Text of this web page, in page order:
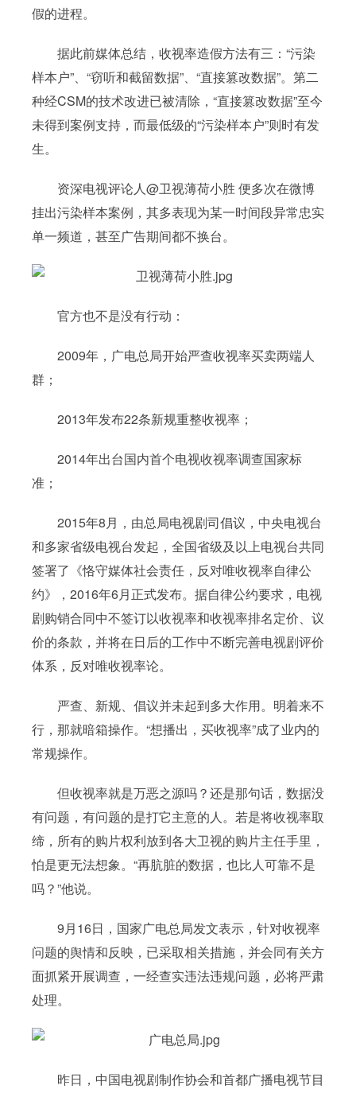
假的进程。
据此前媒体总结，收视率造假方法有三：“污染
样本户”、“窃听和截留数据”、“直接篡改数据”。第二
种经CSM的技术改进已被清除，“直接篡改数据”至今
未得到案例支持，而最低级的“污染样本户”则时有发
生。
资深电视评论人@卫视薄荷小胜 便多次在微博
挂出污染样本案例，其多表现为某一时间段异常忠实
单一频道，甚至广告期间都不换台。
官方也不是没有行动：
2009年，广电总局开始严查收视率买卖两端人
群；
2013年发布22条新规重整收视率；
2014年出台国内首个电视收视率调查国家标
准；
2015年8月，由总局电视剧司倡议，中央电视台
和多家省级电视台发起，全国省级及以上电视台共同
签署了《恪守媒体社会责任，反对唯收视率自律公
约》，2016年6月正式发布。据自律公约要求，电视
剧购销合同中不签订以收视率和收视率排名定价、议
价的条款，并将在日后的工作中不断完善电视剧评价
体系，反对唯收视率论。
严查、新规、倡议并未起到多大作用。明着来不
行，那就暗箱操作。“想播出，买收视率”成了业内的
常规操作。
但收视率就是万恶之源吗？还是那句话，数据没
有问题，有问题的是打它主意的人。若是将收视率取
缔，所有的购片权利放到各大卫视的购片主任手里，
怕是更无法想象。“再肮脏的数据，也比人可靠不是
吗？”他说。
9月16日，国家广电总局发文表示，针对收视率
问题的舆情和反映，已采取相关措施，并会同有关方
面抓紧开展调查，一经查实违法违规问题，必将严肃
处理。
昨日，中国电视剧制作协会和首都广播电视节目